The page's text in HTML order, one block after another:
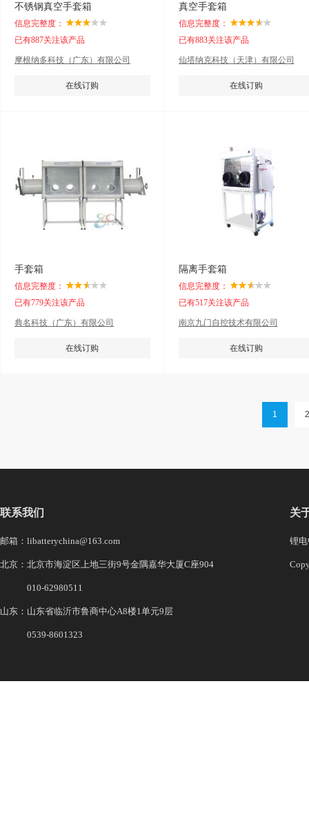
不锈钢真空手套箱
信息完整度：
已有887关注该产品
摩根纳多科技（广东）有限公司
在线订购
真空手套箱
信息完整度：
已有883关注该产品
仙塔纳克科技（天津）有限公司
在线订购
手套箱
信息完整度：
已有779关注该产品
典名科技（广东）有限公司
在线订购
隔离手套箱
信息完整度：
已有517关注该产品
南京九门自控技术有限公司
在线订购
1 2
联系我们
邮箱：libatterychina@163.com
北京：北京市海淀区上地三街9号金隅嘉华大厦C座904
010-62980511
山东：山东省临沂市鲁商中心A8楼1单元9层
0539-8601323
关
锂